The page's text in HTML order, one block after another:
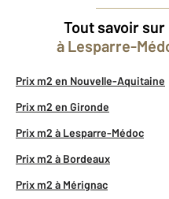
Tout savoir
à Lesparre-
Prix m2 en Nouvelle-Aquitaine
Prix m2 en Gironde
Prix m2 à Lesparre-Médoc
Prix m2 à Bordeaux
Prix m2 à Mérignac